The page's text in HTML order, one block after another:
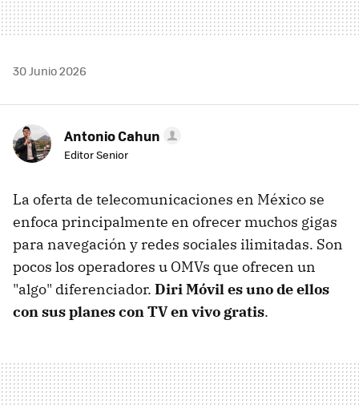
30 Junio 2026
Antonio Cahun
Editor Senior
La oferta de telecomunicaciones en México se
enfoca principalmente en ofrecer muchos gigas
para navegación y redes sociales ilimitadas. Son
pocos los operadores u OMVs que ofrecen un
"algo" diferenciador. Diri Móvil es uno de ellos
con sus planes con TV en vivo gratis.